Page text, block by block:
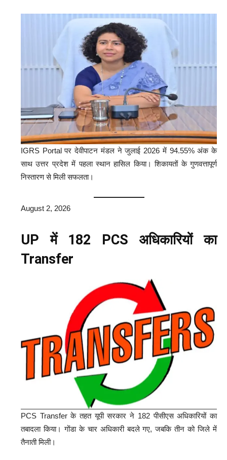
IGRS Portal पर देवीपाटन मंडल ने जुलाई 2026 में 94.55% अंक के
साथ उत्तर प्रदेश में पहला स्थान हासिल किया। शिकायतों के गुणवत्तापूर्ण
निस्तारण से मिली सफलता।
August 2, 2026
UP में 182 PCS अधिकारियों का
Transfer
PCS Transfer के तहत यूपी सरकार ने 182 पीसीएस अधिकारियों का
तबादला किया। गोंडा के चार अधिकारी बदले गए, जबकि तीन को जिले में
तैनाती मिली।